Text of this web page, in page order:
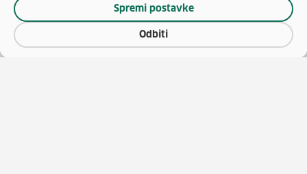
Odbiti
Spremi postavke